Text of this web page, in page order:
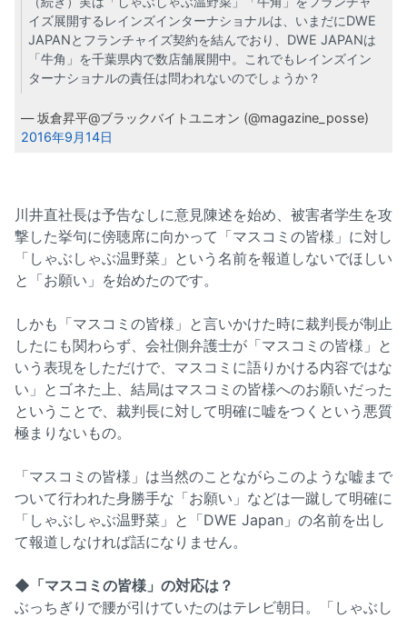
イズ展開するレインズインターナショナルは、いまだにDWE
JAPANとフランチャイズ契約を結んでおり、DWE JAPANは
「牛角」を千葉県内で数店舗展開中。これでもレインズイン
ターナショナルの責任は問われないのでしょうか？
— 坂倉昇平@ブラックバイトユニオン (@magazine_posse)
2016年9月14日
川井直社長は予告なしに意見陳述を始め、被害者学生を攻
撃した挙句に傍聴席に向かって「マスコミの皆様」に対し
「しゃぶしゃぶ温野菜」という名前を報道しないでほしい
と「お願い」を始めたのです。
しかも「マスコミの皆様」と言いかけた時に裁判長が制止
したにも関わらず、会社側弁護士が「マスコミの皆様」と
いう表現をしただけで、マスコミに語りかける内容ではな
い」とゴネた上、結局はマスコミの皆様へのお願いだった
ということで、裁判長に対して明確に嘘をつくという悪質
極まりないもの。
「マスコミの皆様」は当然のことながらこのような嘘まで
ついて行われた身勝手な「お願い」などは一蹴して明確に
「しゃぶしゃぶ温野菜」と「DWE Japan」の名前を出し
て報道しなければ話になりません。
◆「マスコミの皆様」の対応は？
ぶっちぎりで腰が引けていたのはテレビ朝日。「しゃぶし